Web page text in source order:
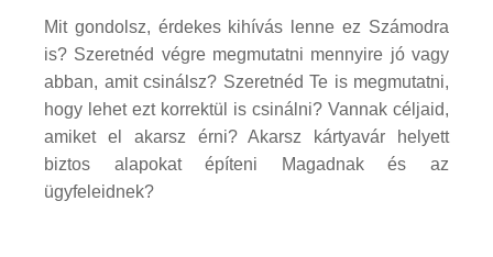
Mit gondolsz, érdekes kihívás lenne ez Számodra
is? Szeretnéd végre megmutatni mennyire jó vagy
abban, amit csinálsz? Szeretnéd Te is megmutatni,
hogy lehet ezt korrektül is csinálni? Vannak céljaid,
amiket el akarsz érni? Akarsz kártyavár helyett
biztos alapokat építeni Magadnak és az
ügyfeleidnek?